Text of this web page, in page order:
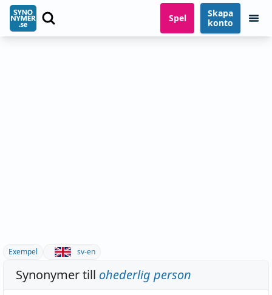
Spel
Skapa
konto
Exempel sv-en
Synonymer till ohederlig person